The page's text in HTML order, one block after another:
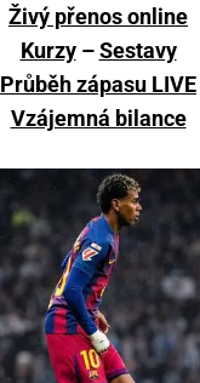
Živý přenos online
Kurzy–Sestavy
Průběh zápasu LIVE
Vzájemná bilance